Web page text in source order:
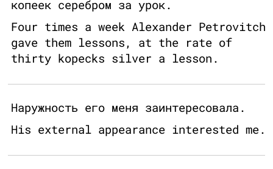
копеек серебром за урок.
Four times a week Alexander Petrovitch
gave them lessons, at the rate of
thirty kopecks silver a lesson.
Наружность его меня заинтересовала.
His external appearance interested me.